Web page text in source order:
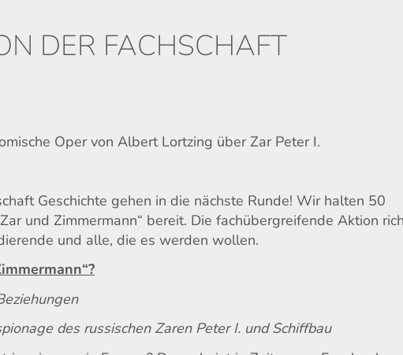
DER FACHSCHAFT
Oper von Albert Lortzing über Zar Peter I.
Geschichte gehen in die nächste Runde! Wir halten 50
und Zimmermann“ bereit. Die fachübergreifende Aktion
und alle, die es werden wollen.
des russischen Zaren Peter I. und Schiffbau